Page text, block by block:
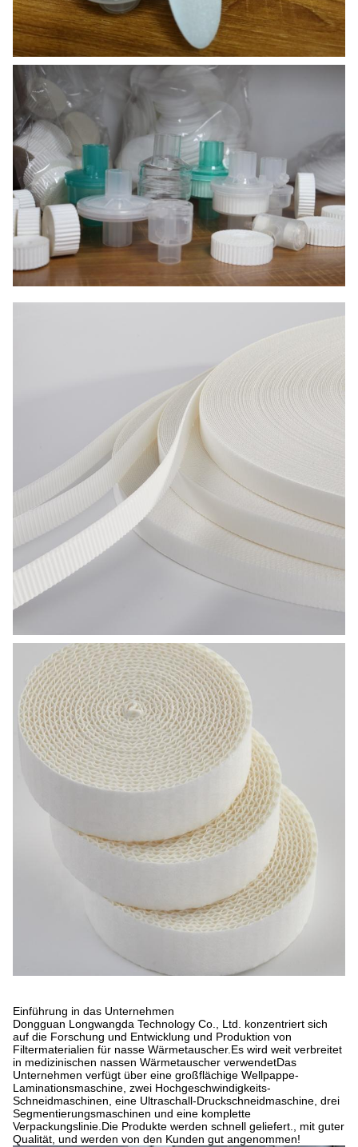
Einführung in das Unternehmen
Dongguan Longwangda Technology Co., Ltd. konzentriert sich
auf die Forschung und Entwicklung und Produktion von
Filtermaterialien für nasse Wärmetauscher.Es wird weit verbreitet
in medizinischen nassen Wärmetauscher verwendetDas
Unternehmen verfügt über eine großflächige Wellpappe-
Laminationsmaschine, zwei Hochgeschwindigkeits-
Schneidmaschinen, eine Ultraschall-Druckschneidmaschine, drei
Segmentierungsmaschinen und eine komplette
Verpackungslinie.Die Produkte werden schnell geliefert., mit guter
Qualität, und werden von den Kunden gut angenommen!